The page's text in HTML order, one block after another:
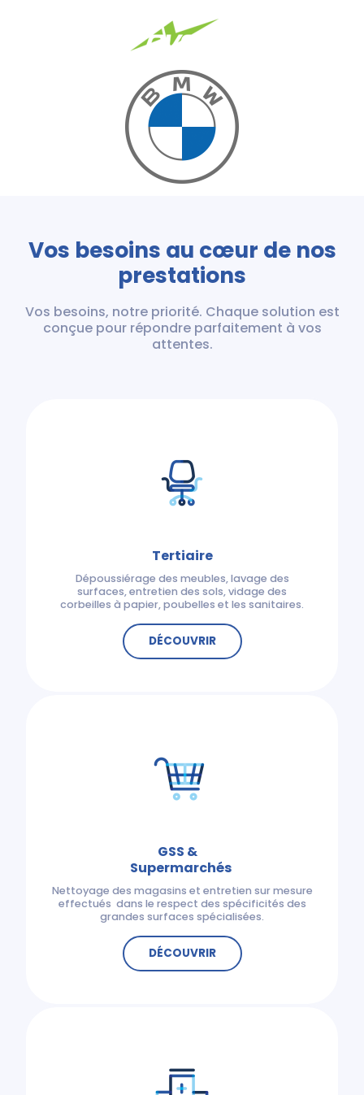
Vos besoins au cœur de nos
prestations
Vos besoins, notre priorité. Chaque solution est
conçue pour répondre parfaitement à vos
attentes.
Tertiaire
Dépoussiérage des meubles, lavage des
surfaces, entretien des sols, vidage des
corbeilles à papier, poubelles et les sanitaires.
DÉCOUVRIR
GSS &
Supermarchés
Nettoyage des magasins et entretien sur mesure
effectués dans le respect des spécificités des
grandes surfaces spécialisées.
DÉCOUVRIR